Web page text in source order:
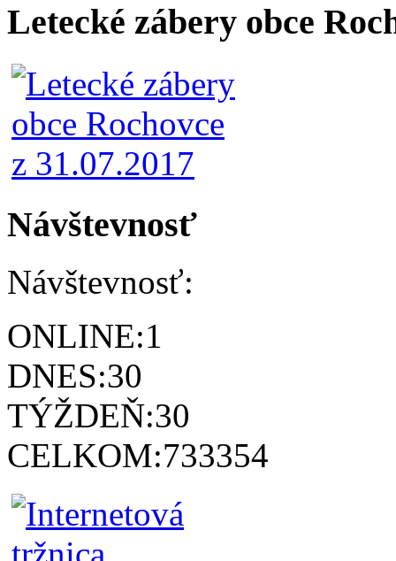
Letecké zábery obce
Návštevnosť
Návštevnosť:
ONLINE:1
DNES:30
TÝŽDEŇ:30
CELKOM:733354